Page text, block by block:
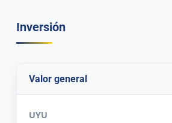
Inversión
Valor general
UYU